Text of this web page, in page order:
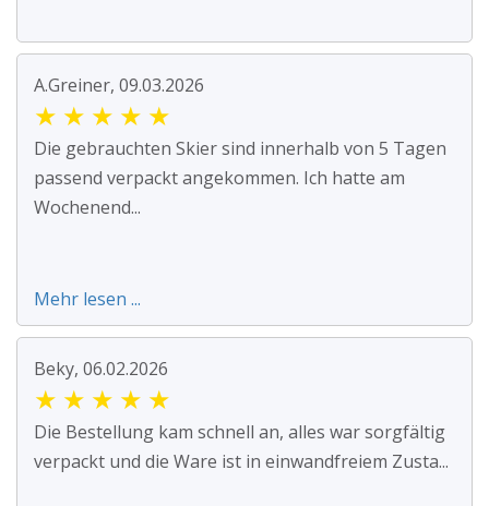
A.Greiner, 09.03.2026
★ ★ ★ ★ ★
Die gebrauchten Skier sind innerhalb von 5 Tagen
passend verpackt angekommen. Ich hatte am
Wochenend...
Mehr lesen ...
Beky, 06.02.2026
★ ★ ★ ★ ★
Die Bestellung kam schnell an, alles war sorgfältig
verpackt und die Ware ist in einwandfreiem Zusta...